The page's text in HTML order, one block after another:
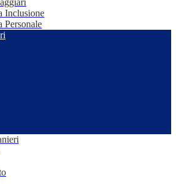
Inclusione
Personale